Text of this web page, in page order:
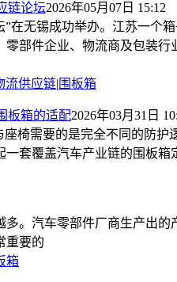
链论坛2026年05月07日 15:12
”在无锡成功举办。江苏一个
部件企业、物流商及包装
流供应链| 围板箱
板箱的适配2026年03月31日
椅需要的是完全不同的防
套覆盖汽车产业链的围板箱
。汽车零部件厂商生产出
重要的
箱